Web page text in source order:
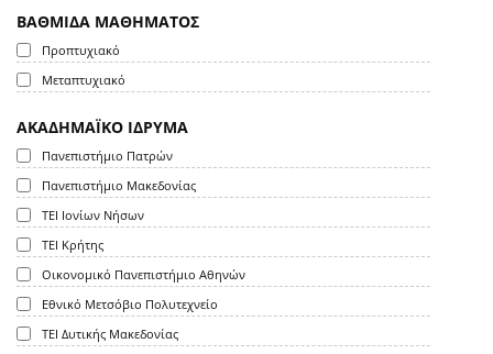
ΒΑΘΜΙΔΑ ΜΑΘΗΜΑΤΟΣ
Προπτυχιακό
Μεταπτυχιακό
ΑΚΑΔΗΜΑΪΚΟ ΙΔΡΥΜΑ
Πανεπιστήμιο Πατρών
Πανεπιστήμιο Μακεδονίας
ΤΕΙ Ιονίων Νήσων
ΤΕΙ Κρήτης
Οικονομικό Πανεπιστήμιο Αθηνών
Εθνικό Μετσόβιο Πολυτεχνείο
ΤΕΙ Δυτικής Μακεδονίας